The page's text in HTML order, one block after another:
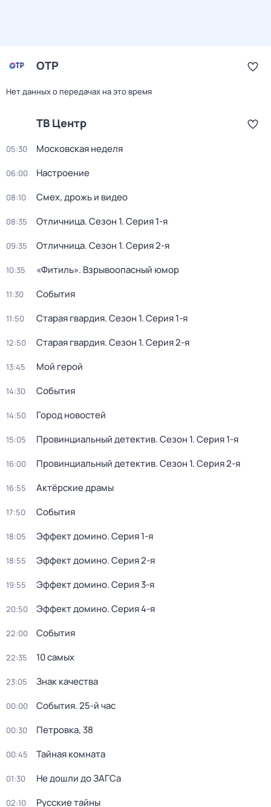
ОТР
Нет данных о передачах на это время
ТВ Центр
05:30 Московская неделя
06:00 Настроение
08:10 Смех, дрожь и видео
08:35 Отличница. Сезон 1. Серия 1-я
09:35 Отличница. Сезон 1. Серия 2-я
10:35 «Фитиль». Взрывоопасный юмор
11:30 События
11:50 Старая гвардия. Сезон 1. Серия 1-я
12:50 Старая гвардия. Сезон 1. Серия 2-я
13:45 Мой герой
14:30 События
14:50 Город новостей
15:05 Провинциальный детектив. Сезон 1. Серия 1-я
16:00 Провинциальный детектив. Сезон 1. Серия 2-я
16:55 Актёрские драмы
17:50 События
18:05 Эффект домино. Серия 1-я
18:55 Эффект домино. Серия 2-я
19:55 Эффект домино. Серия 3-я
20:50 Эффект домино. Серия 4-я
22:00 События
22:35 10 самых
23:05 Знак качества
00:00 События. 25-й час
00:30 Петровка, 38
00:45 Тайная комната
01:30 Не дошли до ЗАГСа
02:10 Русские тайны